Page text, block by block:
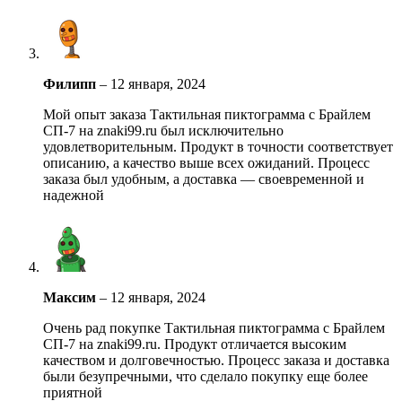
Филипп – 12 января, 2024
Мой опыт заказа Тактильная пиктограмма с Брайлем
СП-7 на znaki99.ru был исключительно
удовлетворительным. Продукт в точности соответствует
описанию, а качество выше всех ожиданий. Процесс
заказа был удобным, а доставка — своевременной и
надежной
Максим – 12 января, 2024
Очень рад покупке Тактильная пиктограмма с Брайлем
СП-7 на znaki99.ru. Продукт отличается высоким
качеством и долговечностью. Процесс заказа и доставка
были безупречными, что сделало покупку еще более
приятной